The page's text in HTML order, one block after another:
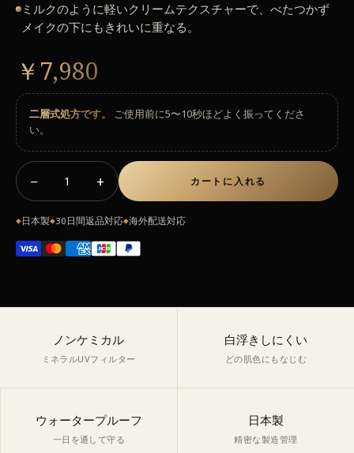
ミルクのように軽いクリームテクスチャーで、べたつかず
メイクの下にもきれいに重なる。
￥7,980
二層式処方です。
ご使用前に5〜10秒ほどよく振ってくださ
い。
− 1 + カートに入れる
◆ 日本製◆30日間返品対応◆海外配送対応
ノンケミカル
ミネラルUVフィルター
白浮きしにくい
どの肌色にもなじむ
ウォータープルーフ
一日を通して守る
日本製
精密な製造管理